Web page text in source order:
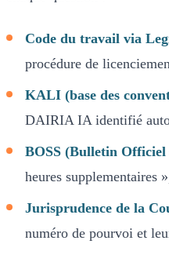
Code du travail via
procédure de
KALI (base des
DAIRIA IA identifié
BOSS (Bulletin Officiel
heures supplementaires
Jurisprudence de la
numéro de pourvoi et